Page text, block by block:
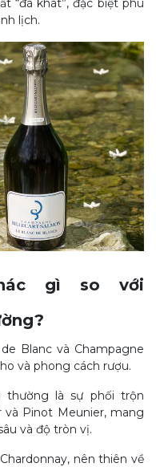
lịch.
gì so với
Blanc và Champagne
và phong cách rượu.
thường là sự phối trộn
và Pinot Meunier, mang
và độ tròn vị.
nên thiên về